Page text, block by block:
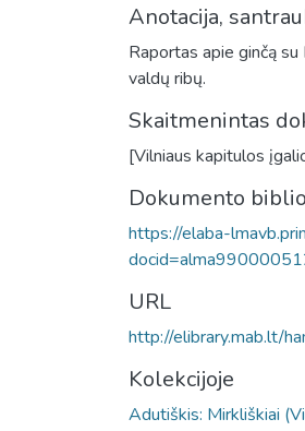
Anotacija,
Raportas apie ginčą
valdų ribų.
Skaitmenintas
[Vilniaus kapitulos
Dokumento
https://elaba-
URL
http://elibrary.mab.lt/
Kolekcijoje
Adutiškis: Mirkliškiai